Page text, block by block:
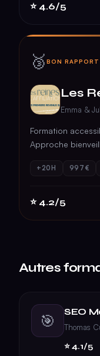
⭐ 4.6/5
🥉 BON
Les
Emma &
Formation
Approche
+20H 997€
⭐ 4.2/5
Autres
🎯 SEO
Thomas
⭐ 4.1/5